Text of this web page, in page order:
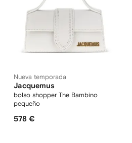
Nueva temporada
Jacquemus
bolso shopper The Bambino
pequeño
578 €